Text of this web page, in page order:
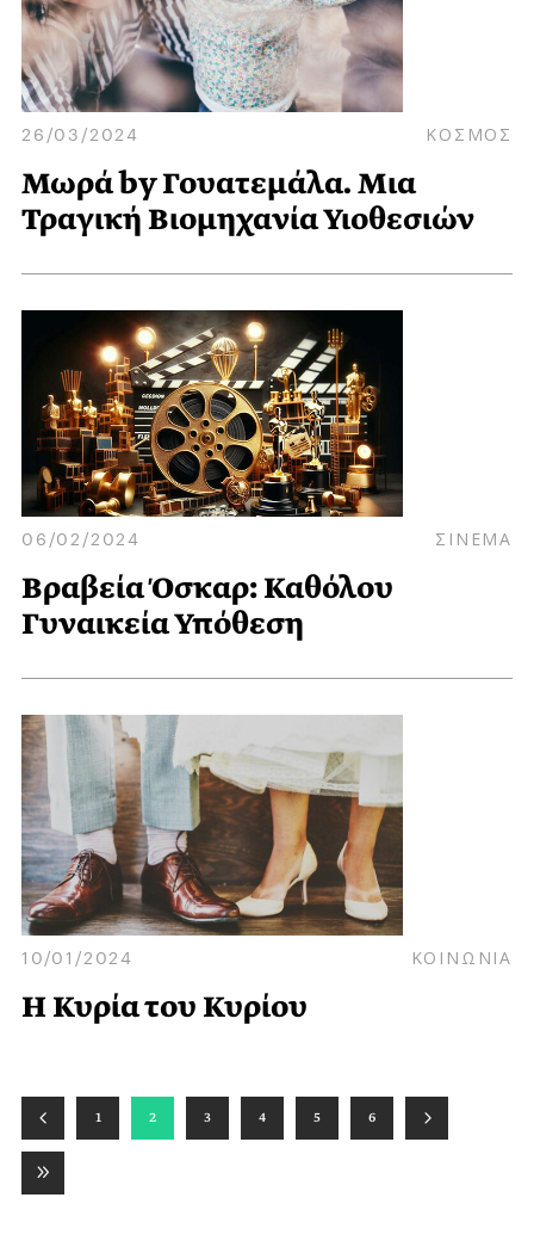
26/03/2024 ΚΟΣΜΟΣ
Μωρά by Γουατεμάλα. Μια
Τραγική Βιομηχανία Υιοθεσιών
06/02/2024 ΣΙΝΕΜΑ
Βραβεία Όσκαρ: Καθόλου
Γυναικεία Υπόθεση
10/01/2024 ΚΟΙΝΩΝΙΑ
Η Κυρία του Κυρίου
1 2 3 4 5 6